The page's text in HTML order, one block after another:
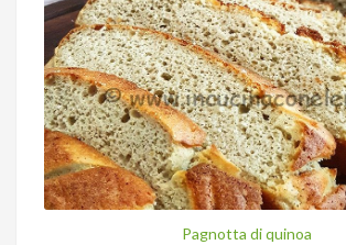
Pagnotta di quinoa